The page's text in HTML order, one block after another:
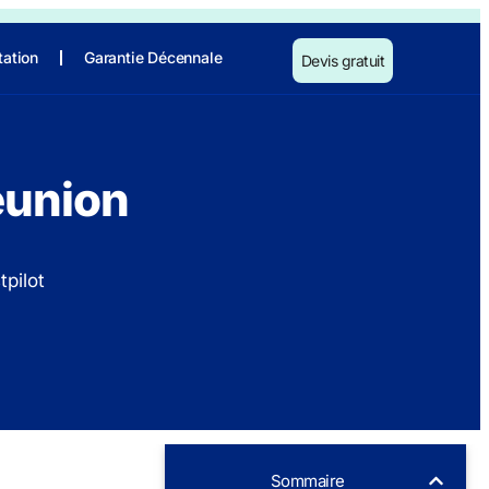
Garantie Décennale Devis gratuit
Sommaire